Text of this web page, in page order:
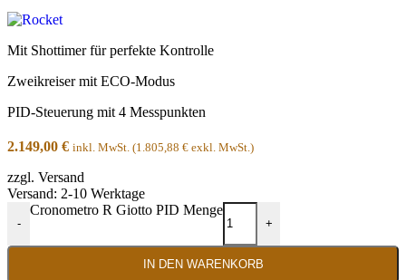
Mit Shottimer für perfekte Kontrolle
Zweikreiser mit ECO-Modus
PID-Steuerung mit 4 Messpunkten
2.149,00 € inkl. MwSt. (1.805,88 € exkl. MwSt.)
zzgl. Versand
Versand: 2-10 Werktage
-
Cronometro R Giotto PID Menge
+
IN DEN WARENKORB